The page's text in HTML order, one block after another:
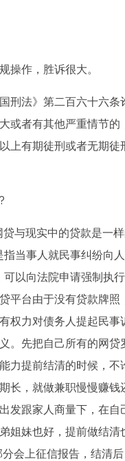
操作，胜诉很大。
刑法》第二百六十六
或者有其他严重情节
上有期徒刑或者无期
与现实中的贷款是一
当事人就民事纠纷向
以向法院申请强制执
平台由于没有贷款牌
权力对债务人提起民
。先把自己所有的网
力提前结清的时候，
长，就做兼职慢慢赚
发跟家人商量下，在
姐妹也好，提前做结
会上征信报告，结清